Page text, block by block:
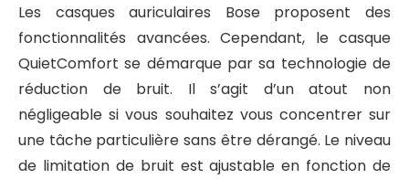
Les casques auriculaires Bose proposent des
fonctionnalités avancées. Cependant, le casque
QuietComfort se démarque par sa technologie de
réduction de bruit. Il s’agit d’un atout non
négligeable si vous souhaitez vous concentrer sur
une tâche particulière sans être dérangé. Le niveau
de limitation de bruit est ajustable en fonction de